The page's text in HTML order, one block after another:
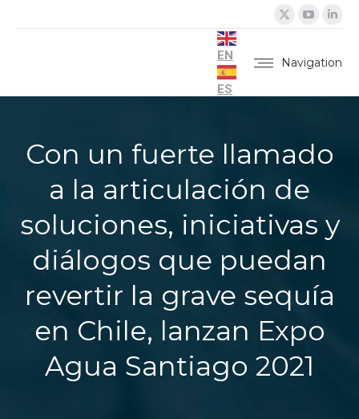
opens
new
opens
new
Navigation
EN
ES
Con un fuerte llamado
a la articulación de
soluciones, iniciativas y
diálogos que puedan
revertir la grave sequía
en Chile, lanzan Expo
Agua Santiago 2021